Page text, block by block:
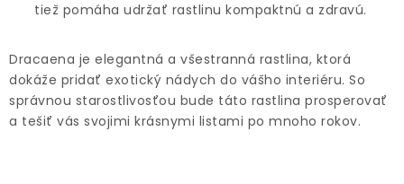
tiež pomáha udržať rastlinu kompaktnú a zdravú.
Dracaena je elegantná a všestranná rastlina, ktorá
dokáže pridať exotický nádych do vášho interiéru. So
správnou starostlivosťou bude táto rastlina prosperovať
a tešiť vás svojimi krásnymi listami po mnoho rokov.